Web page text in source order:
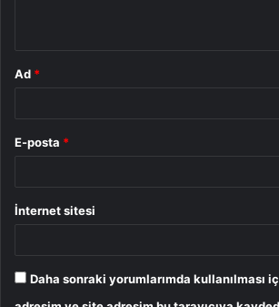
Ad *
E-posta *
İnternet sitesi
Daha sonraki yorumlarımda kullanılması